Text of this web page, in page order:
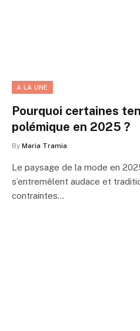
A LA UNE
Pourquoi certaines
polémique en 2025 ?
By Maria Tramia
Le paysage de la mode en
s’entremêlent audace et
contraintes…